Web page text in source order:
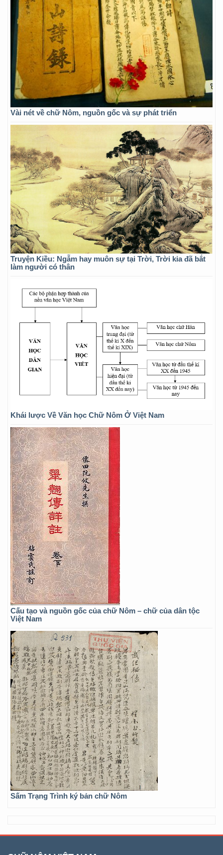
Vài nét về chữ Nôm, nguồn gốc và sự phát triển
Truyện Kiều: Ngẫm hay muôn sự tại Trời, Trời kia đã bắt
làm người có thân
Khái lược Về Văn học Chữ Nôm Ở Việt Nam
Cấu tạo và nguồn gốc của chữ Nôm – chữ của dân tộc
Việt Nam
Sấm Trạng Trình ký bản chữ Nôm